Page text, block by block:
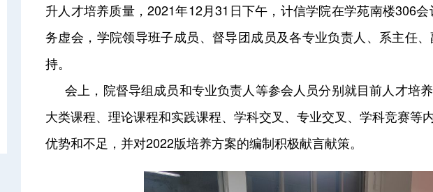
升人才培养质量，2021年12月31日下午，计信学院在学苑南楼306
务虚会，学院领导班子成员、督导团成员及各专业负责人、系主任
持。
会上，院督导组成员和专业负责人等参会人员分别就目前人才培
大类课程、理论课程和实践课程、学科交叉、专业交叉、学科竞赛等
优势和不足，并对2022版培养方案的编制积极献言献策。